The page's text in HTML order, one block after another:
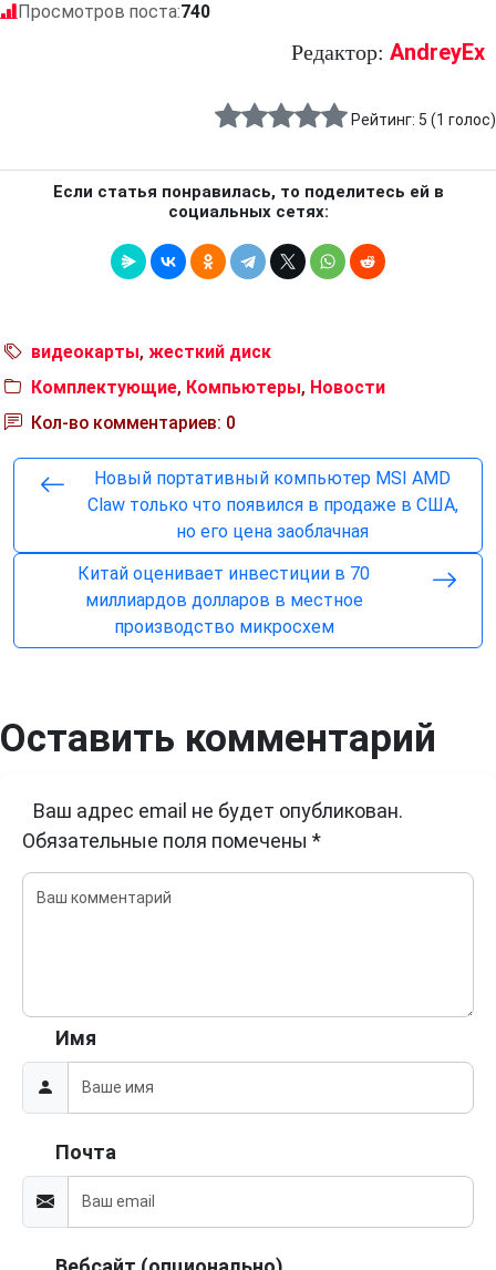
Просмотров поста:740
Редактор: AndreyEx
Рейтинг: 5 (1 голос)
Если статья понравилась, то поделитесь ей в
социальных сетях:
видеокарты, жесткий диск
Комплектующие, Компьютеры, Новости
Кол-во комментариев: 0
Новый портативный компьютер MSI AMD
Claw только что появился в продаже в США,
но его цена заоблачная
Китай оценивает инвестиции в 70
миллиардов долларов в местное
производство микросхем
Оставить комментарий
Ваш адрес email не будет опубликован.
Обязательные поля помечены *
Имя
Почта